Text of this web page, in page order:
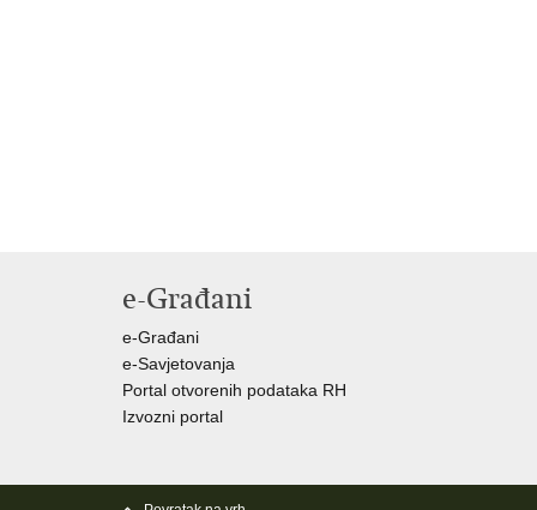
e-Građani
e-Građani
e-Savjetovanja
Portal otvorenih podataka RH
Izvozni portal